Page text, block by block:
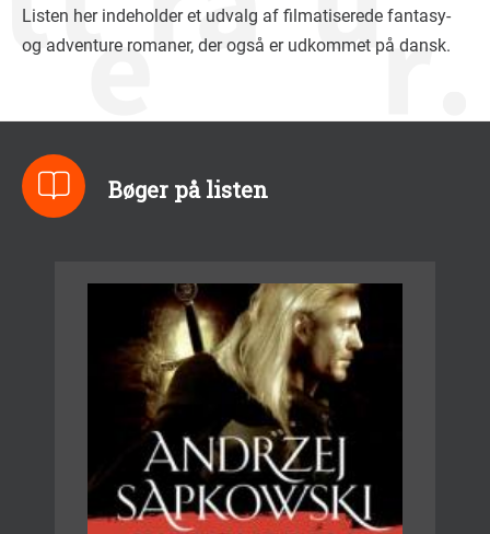
Listen her indeholder et udvalg af filmatiserede fantasy-
og adventure romaner, der også er udkommet på dansk.
Bøger på listen